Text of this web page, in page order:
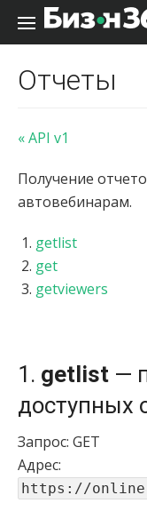
Перейти к
Отчеты
« API v1
Получение
автовебинарам.
getlist
get
getviewers
1. getlist —
доступных
Запрос: GET
Адрес:
https://